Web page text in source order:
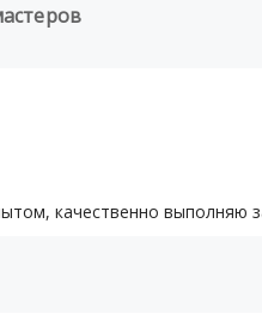
качественно выполняю